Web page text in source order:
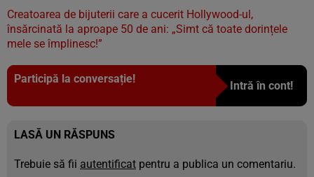
Creatoarea de bijuterii care a cucerit Hollywood-ul,
însărcinată la aproape 50 de ani: „Simt că toate dorințele
mele se împlinesc!”
Participă la conversație!
Intră în cont!
LASĂ UN RĂSPUNS
Trebuie să fii autentificat pentru a publica un comentariu.